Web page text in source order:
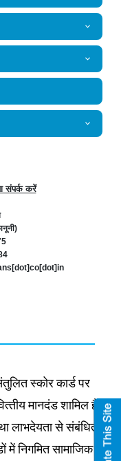
संपर्क करें
स्‍कोर कार्ड पर
मानदंड शामिल हैं
लाभदेयता से संबंधित
में नि‍गमित सामाजिक